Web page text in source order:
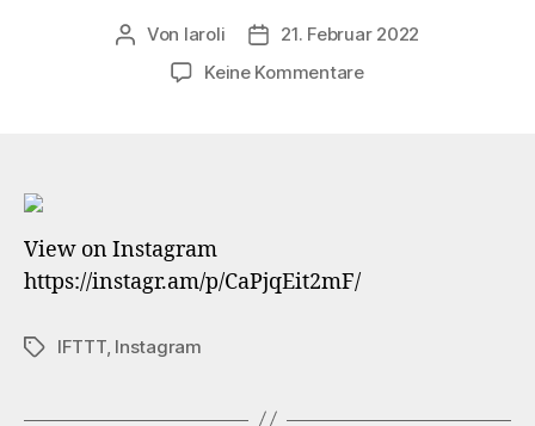
Beitragsautor
Von laroli Veröffentlichungsdatum
21. Februar 2022
Keine Kommentarezu
View on Instagram
https://instagr.am/p/CaPjqEit2mF/
Schlagwörter
IFTTT, Instagram